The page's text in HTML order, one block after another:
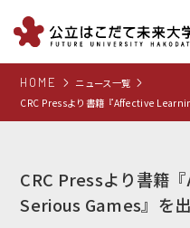
大学について
就職支援
HOME
ニュース一覧
CRC Pressより書籍『Affective
CRC Pressより書籍
Serious Games』を